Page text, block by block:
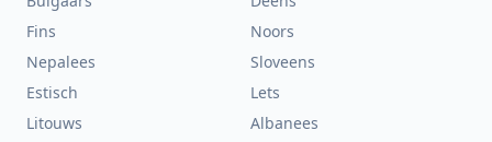
Fins
Noors
Nepalees
Sloveens
Estisch
Lets
Litouws
Albanees